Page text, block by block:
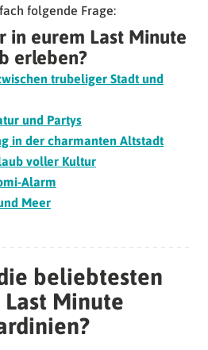
folgende Frage:
in eurem Last Minute
erleben?
trubeliger Stadt und
und Partys
in der charmanten Altstadt
voller Kultur
Alarm
Meer
beliebtesten
Minute